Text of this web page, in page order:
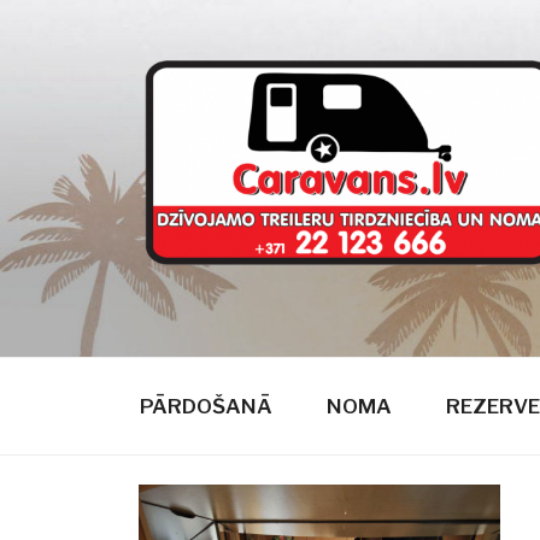
CARAVANS
dzīvojamie treileri
PĀRDOŠANĀ NOMA